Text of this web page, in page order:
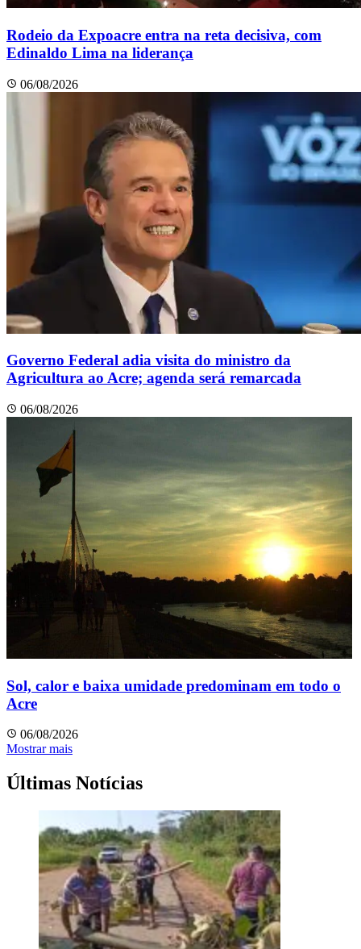
Rodeio da Expoacre entra na reta decisiva, com
Edinaldo Lima na liderança
06/08/2026
Governo Federal adia visita do ministro da
Agricultura ao Acre; agenda será remarcada
06/08/2026
Sol, calor e baixa umidade predominam em todo o
Acre
06/08/2026
Mostrar mais
Últimas Notícias